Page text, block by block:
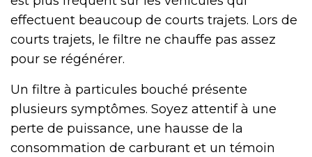
effectuent beaucoup de courts trajets. Lors de
courts trajets, le filtre ne chauffe pas assez
pour se régénérer.
Un filtre à particules bouché présente
plusieurs symptômes. Soyez attentif à une
perte de puissance, une hausse de la
consommation de carburant et un témoin